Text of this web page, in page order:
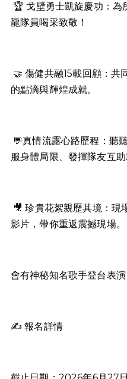
🏆 戈壁勇士凱旋慶功：為
龍隊員喝采致敬！
🤝 傷健共融15載回顧：共
的點滴與輝煌成就。
💬真情流露心路歷程：聽
服身體局限、發揮隊友互助
🎥 珍貴花絮親歷其境：現
影片，帶你重返震撼現場。
會有神秘知名歌手登台表演
✍️ 報名詳情